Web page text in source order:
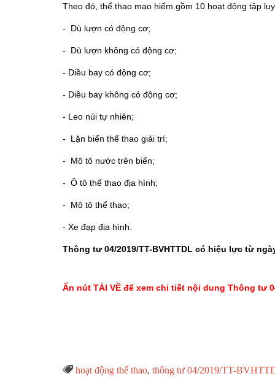
Theo đó, thể thao mạo hiểm gồm 10 hoạt động tập
- Dù lượn có động cơ;
- Dù lượn không có động cơ;
- Diều bay có động cơ;
- Diều bay không có động cơ;
- Leo núi tự nhiên;
- Lặn biển thể thao giải trí;
- Mô tô nước trên biển;
- Ô tô thể thao địa hình;
- Mô tô thể thao;
- Xe đạp địa hình.
Thông tư 04/2019/TT-BVHTTDL có hiệu lực từ
Ấn nút TẢI VỀ để xem chi tiết nội dung Thông tư
Từ
hoạt động thể thao, thông tư 04/2019/TT-